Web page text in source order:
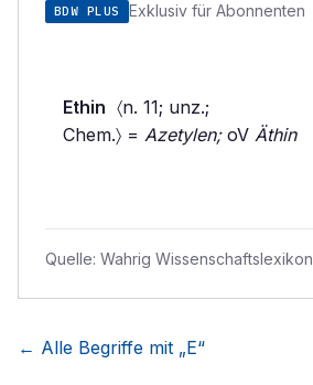
BDW PLUS Exklusiv für Abonnenten
Ethin 〈n. 11; unz.;
Chem.〉 = Azetylen;oV Äthin
Quelle: Wahrig Wissenschaftslexikon
← Alle Begriffe mit „E“